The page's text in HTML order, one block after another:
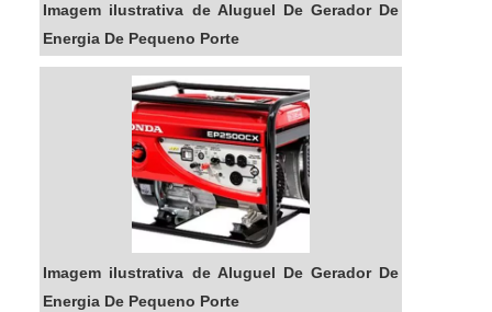
Imagem ilustrativa de Aluguel De Gerador De
Energia De Pequeno Porte
Imagem ilustrativa de Aluguel De Gerador De
Energia De Pequeno Porte